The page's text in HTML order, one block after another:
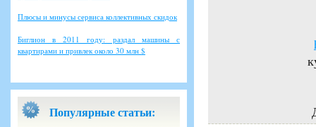
Плюсы и минусы сервиса коллективных скидок
Биглион в 2011 году: раздал машины с
квартирами и привлек около 30 млн $
Популярные статьи: